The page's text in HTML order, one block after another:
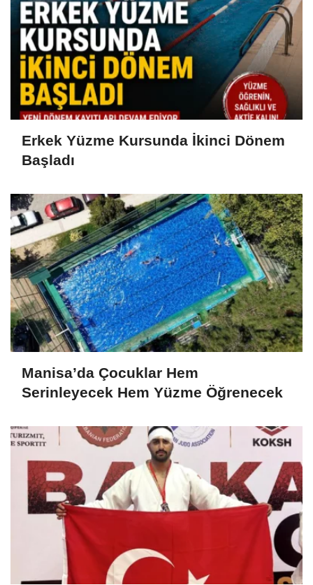
Erkek Yüzme Kursunda İkinci Dönem
Başladı
Manisa’da Çocuklar Hem
Serinleyecek Hem Yüzme Öğrenecek